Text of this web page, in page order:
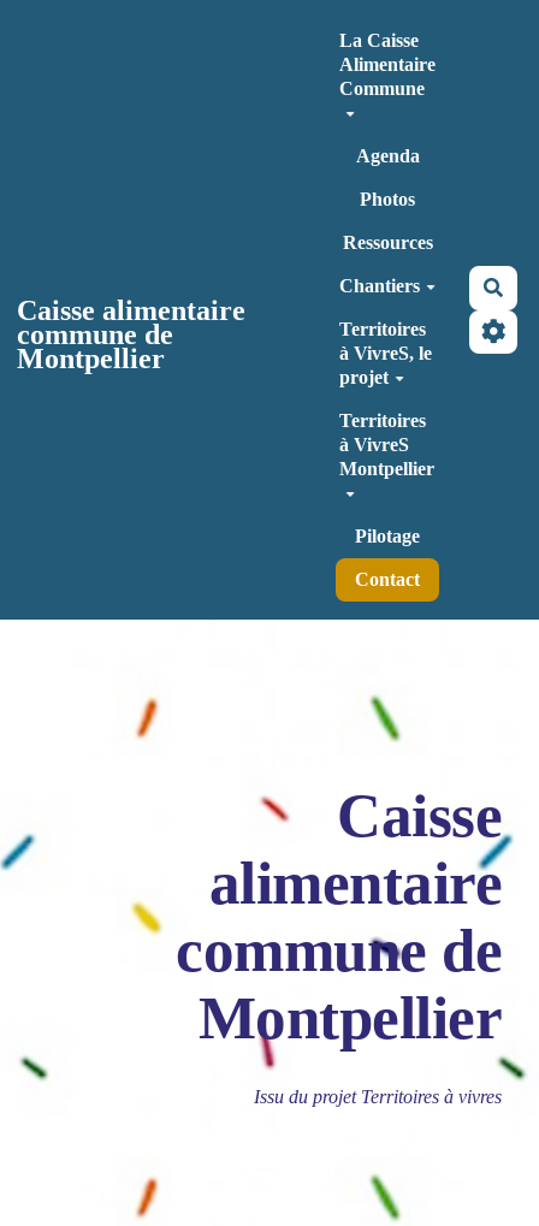
Caisse alimentaire
commune de
Montpellier
La Caisse
Alimentaire
Commune
Agenda
Photos
Ressources
Chantiers
Territoires
à VivreS, le
projet
Territoires
à VivreS
Montpellier
Pilotage
Contact
Caisse
alimentaire
commune de
Montpellier
Issu du projet Territoires à vivres